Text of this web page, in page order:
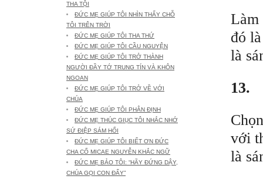
THA TỘI
ĐỨC MẸ GIÚP TÔI NHÌN THẤY CHỖ
TÔI TRÊN TRỜI
ĐỨC MẸ GIÚP TÔI THA THỨ
ĐỨC MẸ GIÚP TÔI CẦU NGUYỆN
ĐỨC MẸ GIÚP TÔI TRỞ THÀNH
NGƯỜI ĐẦY TỚ TRUNG TÍN VÀ KHÔN
NGOAN
ĐỨC MẸ GIÚP TÔI TRỞ VỀ VỚI
CHÚA
ĐỨC MẸ GIÚP TÔI PHÂN ĐỊNH
ĐỨC MẸ THÚC GIỤC TÔI NHẮC NHỚ
SỨ ĐIỆP SÁM HỐI
ĐỨC MẸ GIÚP TÔI BIẾT ƠN ĐỨC
CHA CỐ MICAE NGUYỄN KHẮC NGỮ
ĐỨC MẸ BẢO TÔI: “HÃY ĐỨNG DẬY,
CHÚA GỌI CON ĐẤY”
Làm
đó
là
13.
với
là